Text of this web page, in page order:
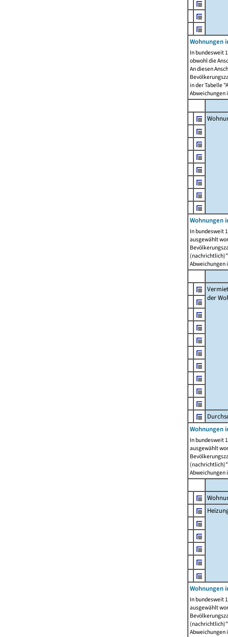
Wohnungen
In bundesweit
obwohl die
An diesen
in der Tabelle
Abweichungen
Wohnungen
In bundesweit
ausgewählt
Abweichungen
der
Wohnungen
In bundesweit
ausgewählt
Abweichungen
Wohnungen
In bundesweit
ausgewählt
Abweichungen